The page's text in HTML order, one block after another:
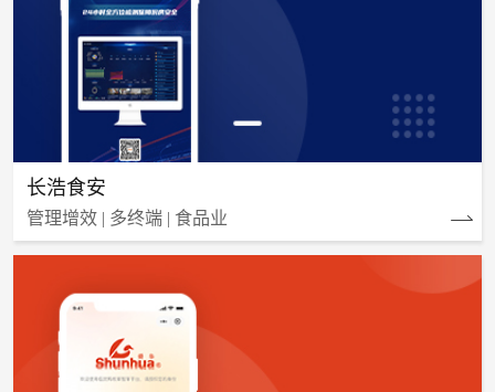
长浩食安
管理增效 | 多终端 | 食品业